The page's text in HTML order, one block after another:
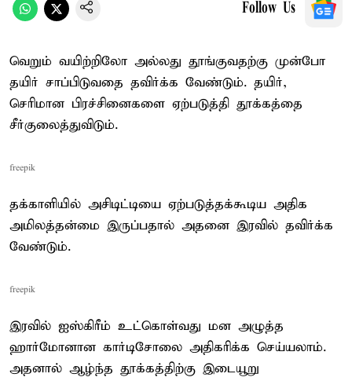
Follow Us
வெறும் வயிற்றிலோ அல்லது தூங்குவதற்கு முன்போ
தயிர் சாப்பிடுவதை தவிர்க்க வேண்டும். தயிர்,
செரிமான பிரச்சினைகளை ஏற்படுத்தி தூக்கத்தை
சீர்குலைத்துவிடும்.
freepik
தக்காளியில் அசிடிட்டியை ஏற்படுத்தக்கூடிய அதிக
அமிலத்தன்மை இருப்பதால் அதனை இரவில் தவிர்க்க
வேண்டும்.
freepik
இரவில் ஐஸ்கிரீம் உட்கொள்வது மன அழுத்த
ஹார்மோனான கார்டிசோலை அதிகரிக்க செய்யலாம்.
அதனால் ஆழ்ந்த தூக்கத்திற்கு இடையூறு